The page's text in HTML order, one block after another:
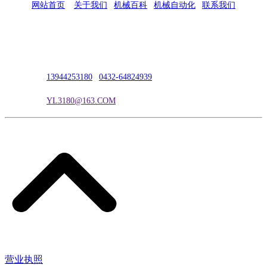
网站首页 关于我们 机械百科 机械自动化 联系我们
13944253180 0432-64824939
YL3180@163.COM
营业执照